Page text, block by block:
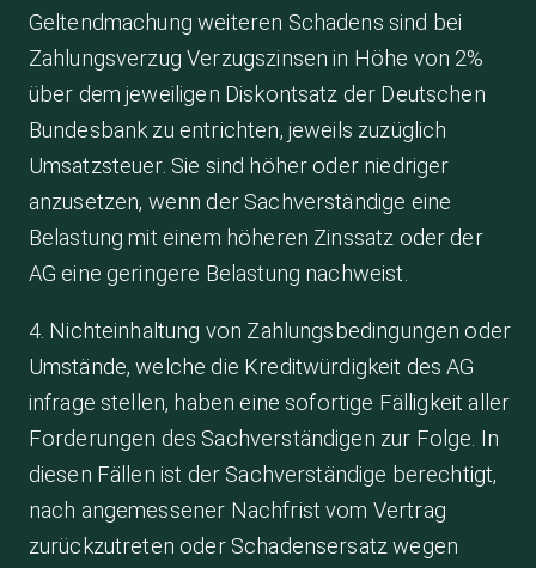
Geltendmachung weiteren Schadens sind bei
Zahlungsverzug Verzugszinsen in Höhe von 2%
über dem jeweiligen Diskontsatz der Deutschen
Bundesbank zu entrichten, jeweils zuzüglich
Umsatzsteuer. Sie sind höher oder niedriger
anzusetzen, wenn der Sachverständige eine
Belastung mit einem höheren Zinssatz oder der
AG eine geringere Belastung nachweist.
4. Nichteinhaltung von Zahlungsbedingungen oder
Umstände, welche die Kreditwürdigkeit des AG
infrage stellen, haben eine sofortige Fälligkeit aller
Forderungen des Sachverständigen zur Folge. In
diesen Fällen ist der Sachverständige berechtigt,
nach angemessener Nachfrist vom Vertrag
zurückzutreten oder Schadensersatz wegen